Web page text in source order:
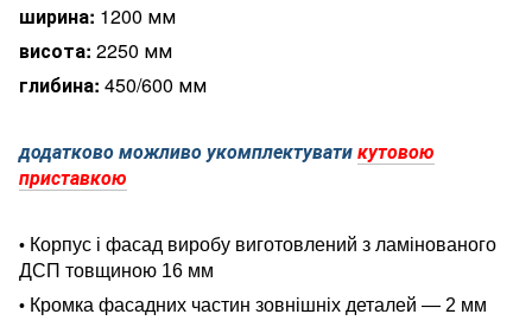
ширина: 1200 мм
висота: 2250 мм
глибина: 450/600 мм
додатково можливо укомплектуватикутовою
приставкою
• Корпус і фасад виробу виготовлений з ламінованого
ДСП товщиною 16 мм
• Кромка фасадних частин зовнішніх деталей — 2 мм